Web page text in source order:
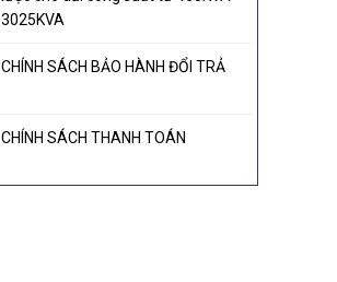
3025KVA
CHÍNH SÁCH BẢO HÀNH ĐỔI TRẢ
CHÍNH SÁCH THANH TOÁN